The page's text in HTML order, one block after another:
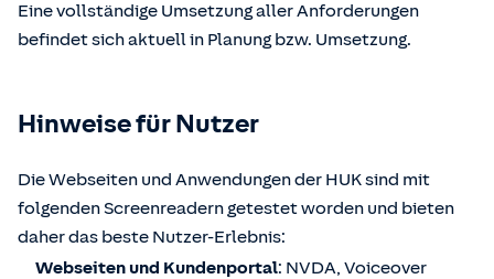
Eine vollständige Umsetzung aller Anforderungen
befindet sich aktuell in Planung bzw. Umsetzung.
Hinweise für Nutzer
Die Webseiten und Anwendungen der HUK sind mit
folgenden Screenreadern getestet worden und bieten
daher das beste Nutzer-Erlebnis:
Webseiten und Kundenportal: NVDA, Voiceover